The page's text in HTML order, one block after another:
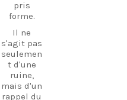
visitez le
petit
musée et
découvrez
l'hospitali
té
authentiq
ue de l'île
dans un
pris
forme.
Il ne
s'agit pas
seulemen
t d'une
ruine,
mais d'un
rappel du